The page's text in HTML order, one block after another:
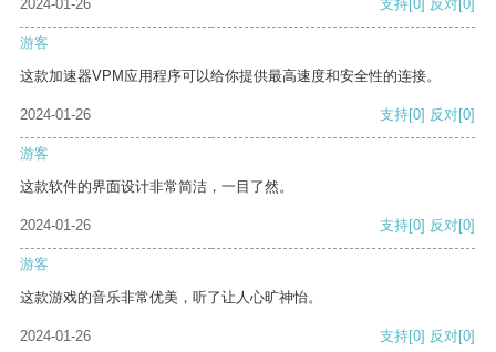
2024-01-26
支持[0] 反对[0]
游客
这款加速器VPM应用程序可以给你提供最高速度和安全性的连接。
2024-01-26 支持[0] 反对[0]
游客
这款软件的界面设计非常简洁，一目了然。
2024-01-26 支持[0] 反对[0]
游客
这款游戏的音乐非常优美，听了让人心旷神怡。
2024-01-26 支持[0] 反对[0]